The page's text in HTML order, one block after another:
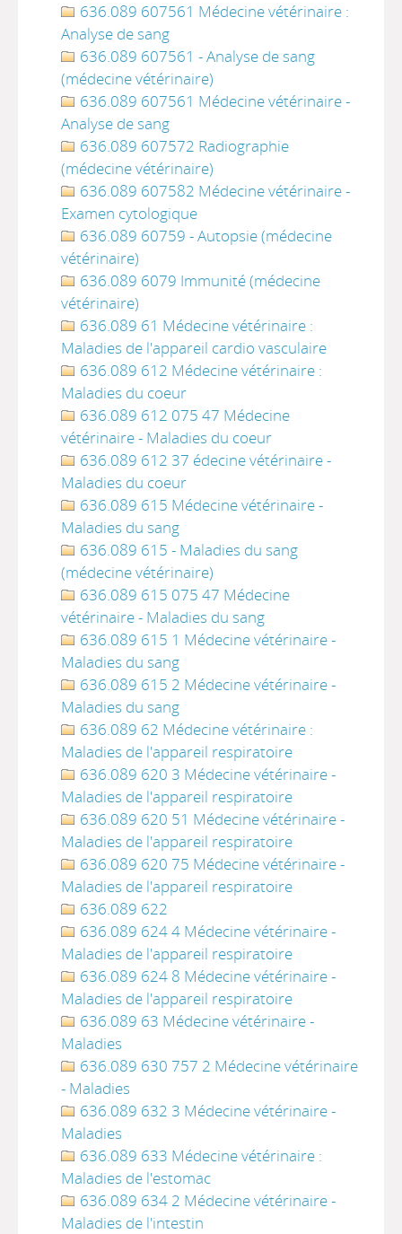
636.089 607561 Médecine vétérinaire :
Analyse de sang
636.089 607561 - Analyse de sang
(médecine vétérinaire)
636.089 607561 Médecine vétérinaire -
Analyse de sang
636.089 607572 Radiographie
(médecine vétérinaire)
636.089 607582 Médecine vétérinaire -
Examen cytologique
636.089 60759 - Autopsie (médecine
vétérinaire)
636.089 6079 Immunité (médecine
vétérinaire)
636.089 61 Médecine vétérinaire :
Maladies de l'appareil cardio vasculaire
636.089 612 Médecine vétérinaire :
Maladies du coeur
636.089 612 075 47 Médecine
vétérinaire - Maladies du coeur
636.089 612 37 édecine vétérinaire -
Maladies du coeur
636.089 615 Médecine vétérinaire -
Maladies du sang
636.089 615 - Maladies du sang
(médecine vétérinaire)
636.089 615 075 47 Médecine
vétérinaire - Maladies du sang
636.089 615 1 Médecine vétérinaire -
Maladies du sang
636.089 615 2 Médecine vétérinaire -
Maladies du sang
636.089 62 Médecine vétérinaire :
Maladies de l'appareil respiratoire
636.089 620 3 Médecine vétérinaire -
Maladies de l'appareil respiratoire
636.089 620 51 Médecine vétérinaire -
Maladies de l'appareil respiratoire
636.089 620 75 Médecine vétérinaire -
Maladies de l'appareil respiratoire
636.089 622
636.089 624 4 Médecine vétérinaire -
Maladies de l'appareil respiratoire
636.089 624 8 Médecine vétérinaire -
Maladies de l'appareil respiratoire
636.089 63 Médecine vétérinaire -
Maladies
636.089 630 757 2 Médecine vétérinaire
- Maladies
636.089 632 3 Médecine vétérinaire -
Maladies
636.089 633 Médecine vétérinaire :
Maladies de l'estomac
636.089 634 2 Médecine vétérinaire -
Maladies de l'intestin